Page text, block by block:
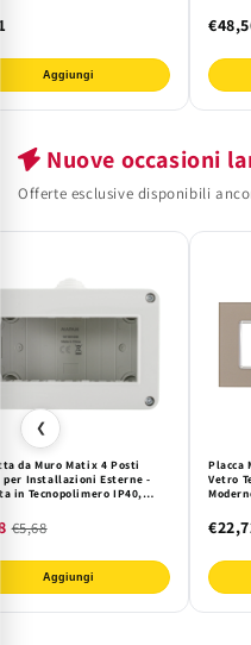
Aggiungi
Nuove occasioni
Offerte esclusive disponibili
❮
da Muro Matix 4 Posti
per Installazioni Esterne -
in Tecnopolimero IP40,
€5,68
Aggiungi
Placca
Vetro